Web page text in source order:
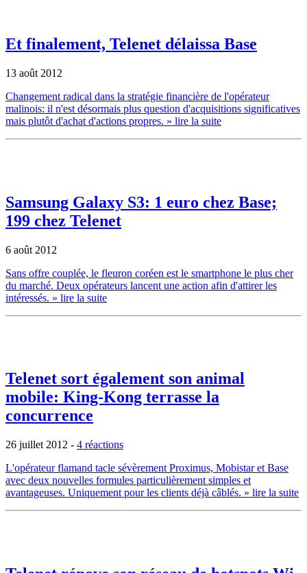
Et finalement, Telenet délaissa Base
13 août 2012
Changement radical dans la stratégie financière de l'opérateur
malinois: il n'est désormais plus question d'acquisitions significatives
mais plutôt d'achat d'actions propres. » lire la suite
Samsung Galaxy S3: 1 euro chez Base;
199 chez Telenet
6 août 2012
Sans offre couplée, le fleuron coréen est le smartphone le plus cher
du marché. Deux opérateurs lancent une action afin d'attirer les
intéressés. » lire la suite
Telenet sort également son animal
mobile: King-Kong terrasse la
concurrence
26 juillet 2012 - 4 réactions
L'opérateur flamand tacle sévèrement Proximus, Mobistar et Base
avec deux nouvelles formules particulièrement simples et
avantageuses. Uniquement pour les clients déjà câblés. » lire la suite